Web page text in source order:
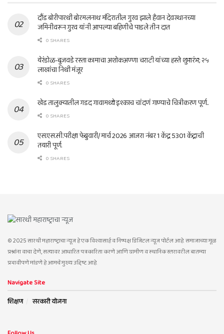
दौंड बोरीपारधी बोरमलनाथ मंदिरातील गुरव झाले हैवान देवस्थानच्या
जमिनीवरून गुरव यांनी आपल्या बहिणीचे पाडले तीन दात
0 SHARES
येरंडोळ-बुजवडे रस्ता कामाचा अशोकअण्णा चराटी यांच्या हस्ते शुभारंभ; २५
लाखांचा निधी मंजूर
0 SHARES
खेड तालुक्यातील गडद गावामध्ये इश्काच चांदणं गाण्याचे चित्रीकरण पूर्ण..
0 SHARES
एस.एस.सी.परीक्षा फेब्रुवारी/ मार्च 2026 आजरा नंबर 1 केंद्र 5301 केंद्राची
तयारी पूर्ण.
0 SHARES
© 2025 सारथी महाराष्ट्राचा न्यूज हे एक विश्वासार्ह व निष्पक्ष डिजिटल न्यूज पोर्टल आहे. समाजाच्या मूळ
प्रश्नांना वाचा देणे, सत्यावर आधारित पत्रकारिता करणे आणि ग्रामीण व स्थानिक स्तरावरील बातम्या
प्रभावीपणे मांडणे हे आमचे मुख्य उद्दिष्ट आहे.
Navigate Site
शिक्षण
सरकारी योजना